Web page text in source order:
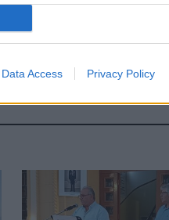
Data Access Privacy Policy
θεσμική θέση που
Ρόδου».